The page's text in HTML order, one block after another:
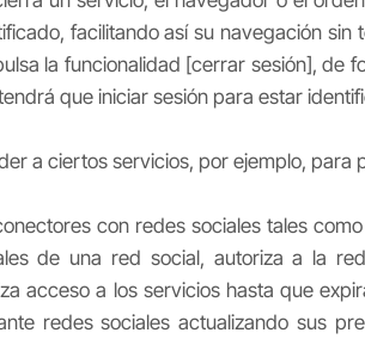
facilitando así su navegación sin
la funcionalidad [cerrar sesión], de
que iniciar sesión para estar
a ciertos servicios, por ejemplo, para
con redes sociales tales
de una red social, autoriza a la
acceso a los servicios hasta que
redes sociales actualizando sus